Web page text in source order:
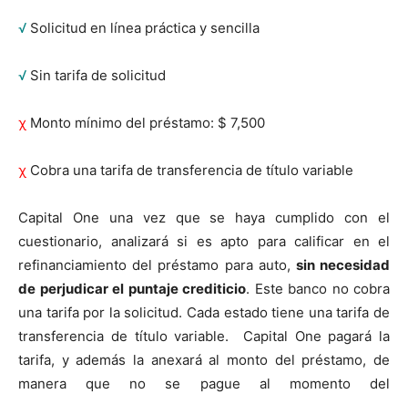
√ Solicitud en línea práctica y sencilla
√ Sin tarifa de solicitud
χ Monto mínimo del préstamo: $ 7,500
χ Cobra una tarifa de transferencia de título variable
Capital One una vez que se haya cumplido con el
cuestionario, analizará si es apto para calificar en el
refinanciamiento del préstamo para auto, sin necesidad
de perjudicar el puntaje crediticio. Este banco no cobra
una tarifa por la solicitud. Cada estado tiene una tarifa de
transferencia de título variable. Capital One pagará la
tarifa, y además la anexará al monto del préstamo, de
manera que no se pague al momento del